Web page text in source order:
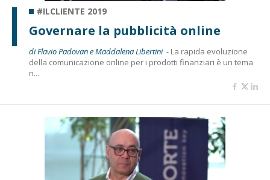
#ILCLIENTE 2019
Governare la pubblicità online
di Flavio Padovan e Maddalena Libertini - La rapida evoluzione
della comunicazione online per i prodotti finanziari è un tema
n...